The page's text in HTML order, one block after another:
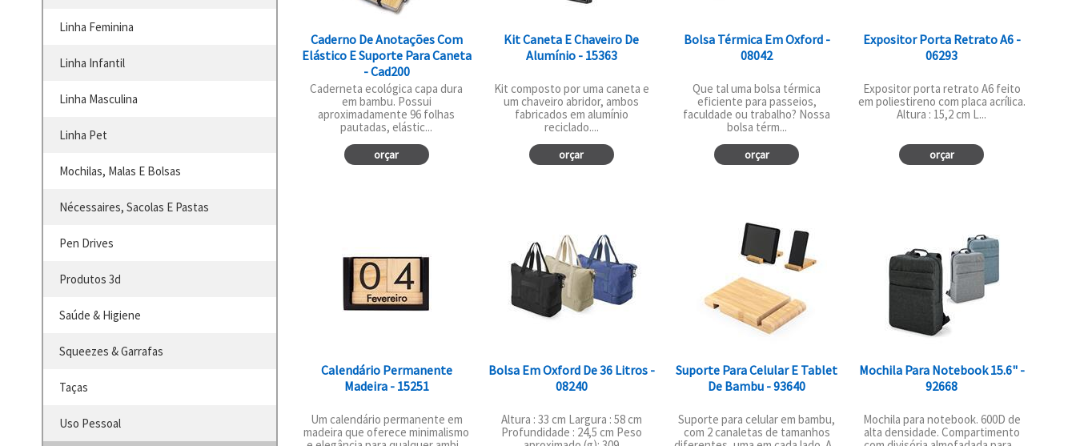
Linha Feminina
Linha Infantil
Linha Masculina
Linha Pet
Mochilas, Malas E Bolsas
Nécessaires, Sacolas E Pastas
Pen Drives
Produtos 3d
Saúde & Higiene
Squeezes & Garrafas
Taças
Uso Pessoal
Caderno De Anotações Com
Elástico E Suporte Para Caneta
- Cad200
Caderneta ecológica capa dura
em bambu. Possui
aproximadamente 96 folhas
pautadas, elástic...
orçar
Kit Caneta E Chaveiro De
Alumínio - 15363
Kit composto por uma caneta e
um chaveiro abridor, ambos
fabricados em alumínio
reciclado....
orçar
Bolsa Térmica Em Oxford -
08042
Que tal uma bolsa térmica
eficiente para passeios,
faculdade ou trabalho? Nossa
bolsa térm...
orçar
Expositor Porta Retrato A6 -
06293
Expositor porta retrato A6 feito
em poliestireno com placa acrílica.
Altura : 15,2 cm L...
orçar
Calendário Permanente
Madeira - 15251
Um calendário permanente em
madeira que oferece minimalismo
Bolsa Em Oxford De 36 Litros -
08240
Altura : 33 cm Largura : 58 cm
Profundidade : 24,5 cm Peso
Suporte Para Celular E Tablet
De Bambu - 93640
Suporte para celular em bambu,
com 2 canaletas de tamanhos
Mochila Para Notebook 15.6" -
92668
Mochila para notebook. 600D de
alta densidade. Compartimento